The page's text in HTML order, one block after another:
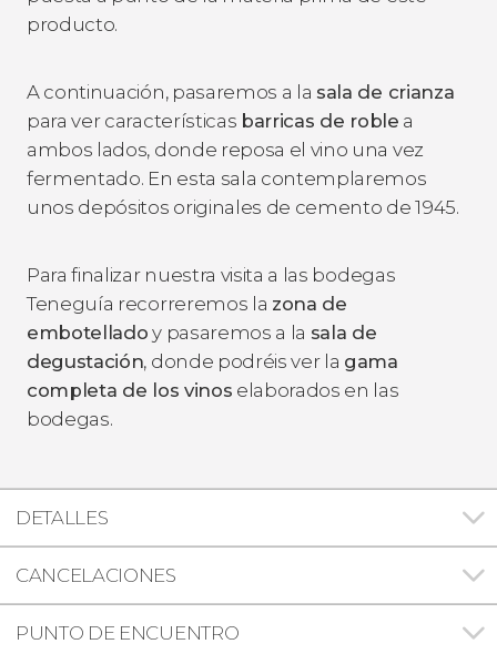
producto.
A continuación, pasaremos a la sala de crianza
para ver características barricas de roble a
ambos lados, donde reposa el vino una vez
fermentado. En esta sala contemplaremos
unos depósitos originales de cemento de 1945.
Para finalizar nuestra visita a las bodegas
Teneguía recorreremos la zona de
embotellado y pasaremos a la sala de
degustación, donde podréis ver la gama
completa de los vinos elaborados en las
bodegas.
DETALLES
CANCELACIONES
PUNTO DE ENCUENTRO